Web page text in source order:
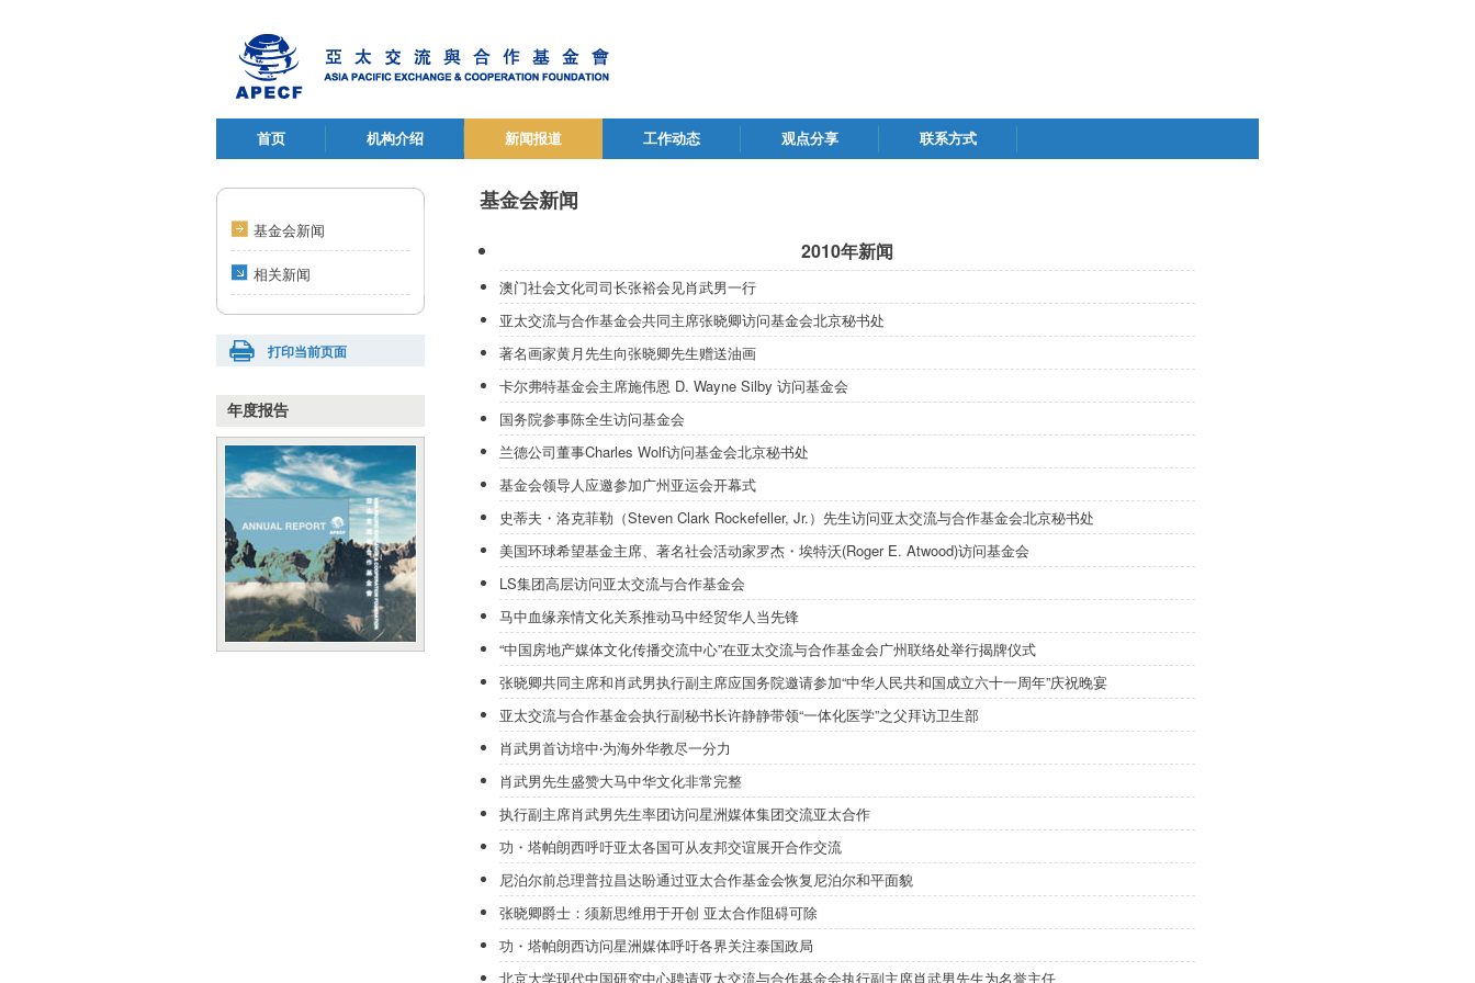
首页 机构介绍 新闻报道 工作动态 观点分享 联系方式
基金会新闻
相关新闻
打印当前页面
年度报告
基金会新闻
2010年新闻
澳门社会文化司司长张裕会见肖武男一行
亚太交流与合作基金会共同主席张晓卿访问基金会北京秘书处
著名画家黄月先生向张晓卿先生赠送油画
卡尔弗特基金会主席施伟恩 D. Wayne Silby 访问基金会
国务院参事陈全生访问基金会
兰德公司董事Charles Wolf访问基金会北京秘书处
基金会领导人应邀参加广州亚运会开幕式
史蒂夫・洛克菲勒（Steven Clark Rockefeller, Jr.）先生访问亚太交流与合作基金会北京秘书处
美国环球希望基金主席、著名社会活动家罗杰・埃特沃(Roger E. Atwood)访问基金会
LS集团高层访问亚太交流与合作基金会
马中血缘亲情文化关系推动马中经贸华人当先锋
“中国房地产媒体文化传播交流中心”在亚太交流与合作基金会广州联络处举行揭牌仪式
张晓卿共同主席和肖武男执行副主席应国务院邀请参加“中华人民共和国成立六十一周年”庆祝晚宴
亚太交流与合作基金会执行副秘书长许静静带领“一体化医学”之父拜访卫生部
肖武男首访培中‧为海外华教尽一分力
肖武男先生盛赞大马中华文化非常完整
执行副主席肖武男先生率团访问星洲媒体集团交流亚太合作
功・塔帕朗西呼吁亚太各国可从友邦交谊展开合作交流
尼泊尔前总理普拉昌达盼通过亚太合作基金会恢复尼泊尔和平面貌
张晓卿爵士：须新思维用于开创 亚太合作阻碍可除
功・塔帕朗西访问星洲媒体呼吁各界关注泰国政局
北京大学现代中国研究中心聘请亚太交流与合作基金会执行副主席肖武男先生为名誉主任